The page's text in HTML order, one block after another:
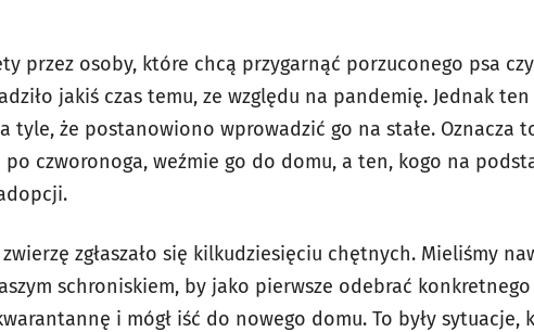
przez osoby, które chcą przygarnąć porzuconego psa
jakiś czas temu, ze względu na pandemię. Jednak
tyle, że postanowiono wprowadzić go na stałe. Oznacza
po czworonoga, weźmie go do domu, a ten, kogo na
zgłaszało się kilkudziesięciu chętnych. Mieliśmy
schroniskiem, by jako pierwsze odebrać
i mógł iść do nowego domu. To były